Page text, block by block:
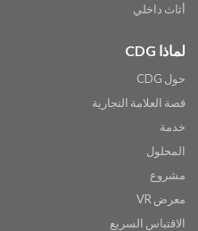
أثاث داخلي
لماذا CDG
حول CDG
قصة العلامة التجارية
خدمة
المحلول
مشروع
معرض VR
الاقتباس السريع